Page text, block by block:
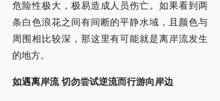
危险性极大，极易造成人员伤亡。如果看到两
条白色浪花之间有间断的平静水域，且颜色与
周围相比较深，那这里有可能就是离岸流发生
的地方。
如遇离岸流 切勿尝试逆流而行游向岸边